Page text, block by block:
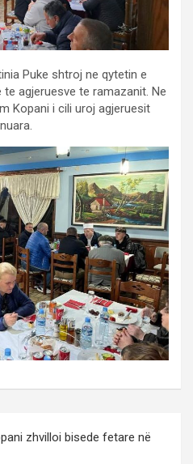
Puke shtroj ne qytetin e
agjeruesve te ramazanit. Ne
Kopani i cili uroj agjeruesit
zhvilloi bisede fetare në